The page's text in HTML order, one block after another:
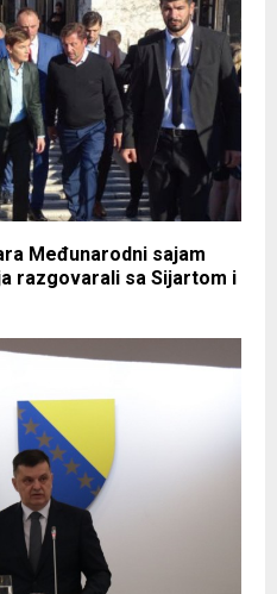
Međunarodni sajam
razgovarali sa Sijartom i